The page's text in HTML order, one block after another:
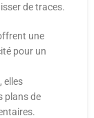
de traces.
une
pour un
elles
plans de